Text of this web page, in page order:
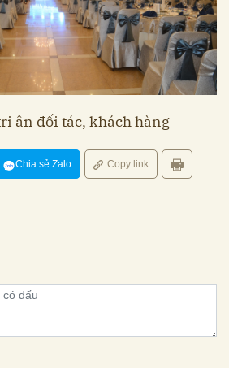
ân đối tác, khách hàng
Chia sẻ Zalo Copy link